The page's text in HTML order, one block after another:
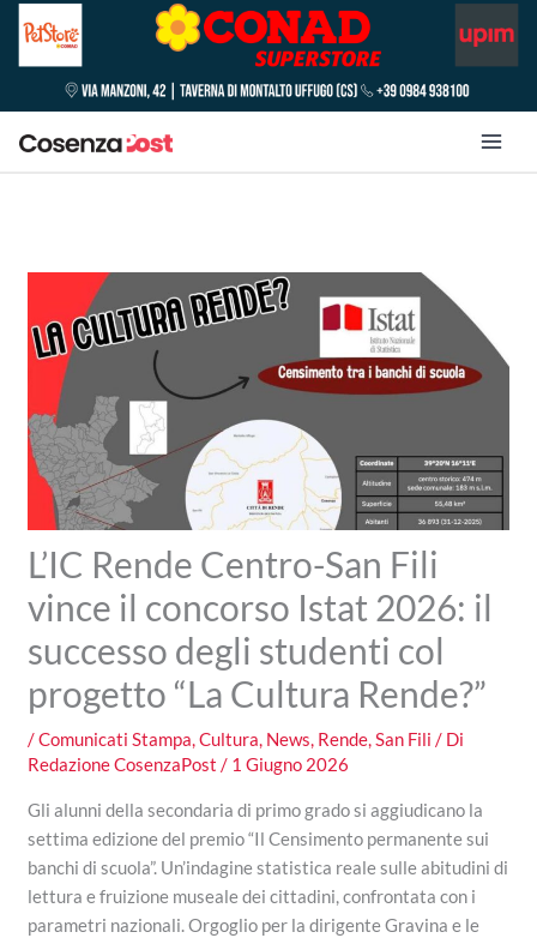
L’IC Rende Centro-San Fili
vince il concorso Istat 2026: il
successo degli studenti col
progetto “La Cultura Rende?”
/Comunicati Stampa,Cultura, News, Rende,San Fili / Di
Redazione CosenzaPost/ 1 Giugno 2026
Gli alunni della secondaria di primo grado si aggiudicano la
settima edizione del premio “Il Censimento permanente sui
banchi di scuola”. Un’indagine statistica reale sulle abitudini di
lettura e fruizione museale dei cittadini, confrontata con i
parametri nazionali. Orgoglio per la dirigente Gravina e le